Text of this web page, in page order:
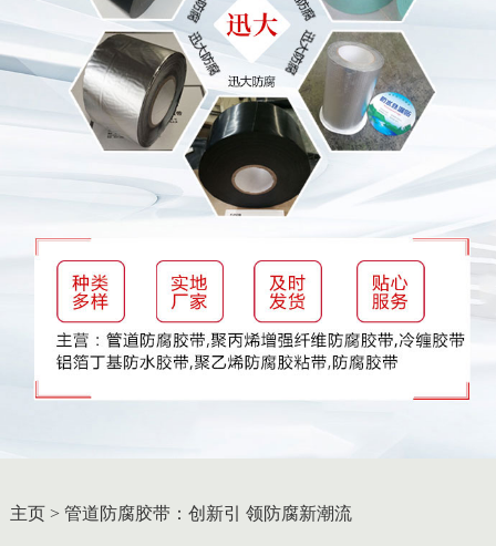
主页> 管道防腐胶带：创新引 领防腐新潮流